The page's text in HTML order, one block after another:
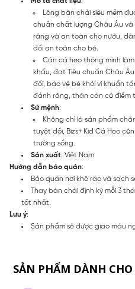
Lông bàn chải siêu mềm
chuẩn chất lượng Châu Âu và
răng và an toàn cho nướu,
đối an toàn cho bé.
Cán cá heo thông minh
khẩu, đạt Tiêu chuẩn Châu
đối, bảo vệ bé khỏi vi khuẩn
đánh răng, thân cán có điểm
Sứ mệnh:
Không chỉ là sản phẩm
tuyệt đối, Bizs+ Kid Cá Heo
trường sống.
Sản xuất: Việt Nam
Hướng dẫn bảo quản:
Bảo quản nơi khô ráo và sạch
Thay bàn chải định kỳ mỗi 3
tốt nhất.
Lưu ý:
Sản phẩm sẽ được giao màu
SẢN PHẨM DÀNH